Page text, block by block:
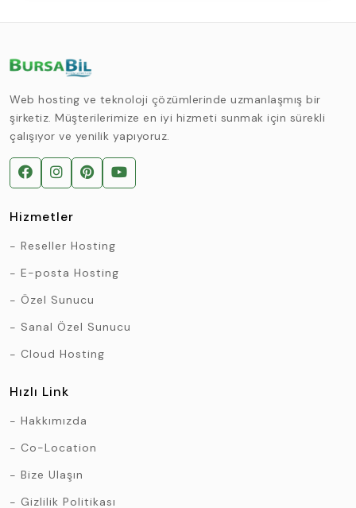
Web hosting ve teknoloji çözümlerinde uzmanlaşmış bir
şirketiz. Müşterilerimize en iyi hizmeti sunmak için sürekli
çalışıyor ve yenilik yapıyoruz.
Hizmetler
Reseller Hosting
E-posta Hosting
Özel Sunucu
Sanal Özel Sunucu
Cloud Hosting
Hızlı Link
Hakkımızda
Co-Location
Bize Ulaşın
Gizlilik Politikası